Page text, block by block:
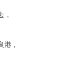
，
港，